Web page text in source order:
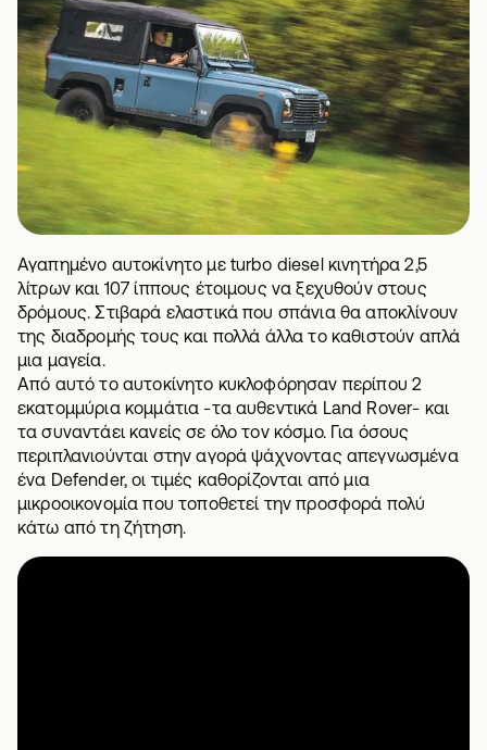
Αγαπημένο αυτοκίνητο με turbo diesel κινητήρα 2,5
λίτρων και 107 ίππους έτοιμους να ξεχυθούν στους
δρόμους. Στιβαρά ελαστικά που σπάνια θα αποκλίνουν
της διαδρομής τους και πολλά άλλα το καθιστούν απλά
μια μαγεία.
Από αυτό το αυτοκίνητο κυκλοφόρησαν περίπου 2
εκατομμύρια κομμάτια -τα αυθεντικά Land Rover- και
τα συναντάει κανείς σε όλο τον κόσμο. Για όσους
περιπλανιούνται στην αγορά ψάχνοντας απεγνωσμένα
ένα Defender, οι τιμές καθορίζονται από μια
μικροοικονομία που τοποθετεί την προσφορά πολύ
κάτω από τη ζήτηση.